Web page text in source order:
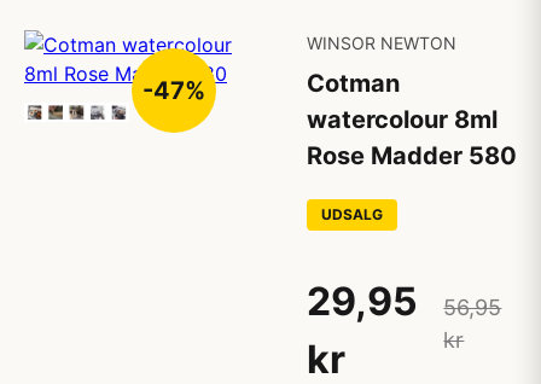
-47%
WINSOR NEWTON
Cotman
watercolour 8ml
Rose Madder 580
UDSALG
29,95
kr
56,95
kr